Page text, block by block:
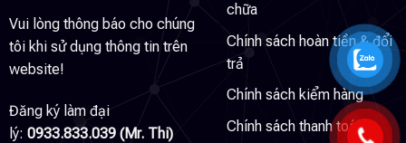
Vui lòng thông báo cho chúng
tôi khi sử dụng thông tin trên
website!
Đăng ký làm đại
lý: 0933.833.039 (Mr. Thi)
chữa
Chính sách hoàn tiền & đổi
trả
Chính sách kiểm hàng
Chính sách thanh toán